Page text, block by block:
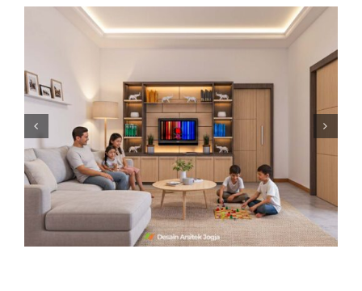
Desain Interior Kamar Tidur
Utama Minimalis Modern –
Desain Arsitek Jogja